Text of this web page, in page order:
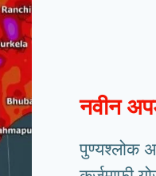
नवीन
पुण्यश्लोक